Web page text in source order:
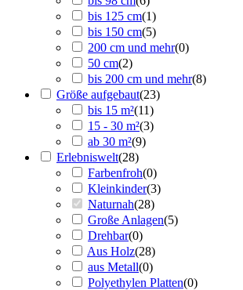
bis 125 cm(1)
bis 150 cm(5)
200 cm und mehr(0)
50 cm(2)
bis 200 cm und mehr(8)
Größe aufgebaut(23)
bis 15 m²(11)
15 - 30 m²(3)
ab 30 m²(9)
Erlebniswelt(28)
Farbenfroh(0)
Kleinkinder(3)
Naturnah(28)
Große Anlagen(5)
Drehbar(0)
Aus Holz(28)
aus Metall(0)
Polyethylen Platten(0)